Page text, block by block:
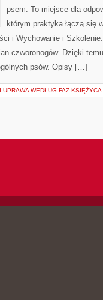
psem. To miejsce dla
którym praktyka łączą się
i Wychowanie i
czworonogów. Dzięki
psów. Opisy […]
WEDŁUG FAZ KSIĘŻYCA